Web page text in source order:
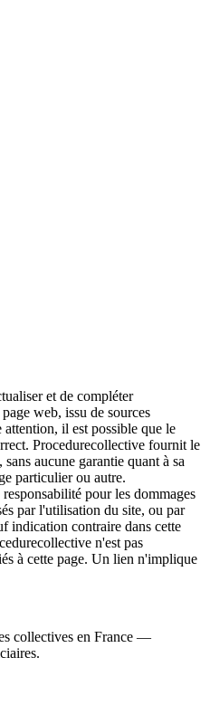
et de compléter
web, issu de sources
il est possible que le
Procedurecollective fournit le
aucune garantie quant à sa
particulier ou autre.
pour les dommages
par l'utilisation du site, ou par
indication contraire dans cette
n'est pas
à cette page. Un lien n'implique
collectives en France —